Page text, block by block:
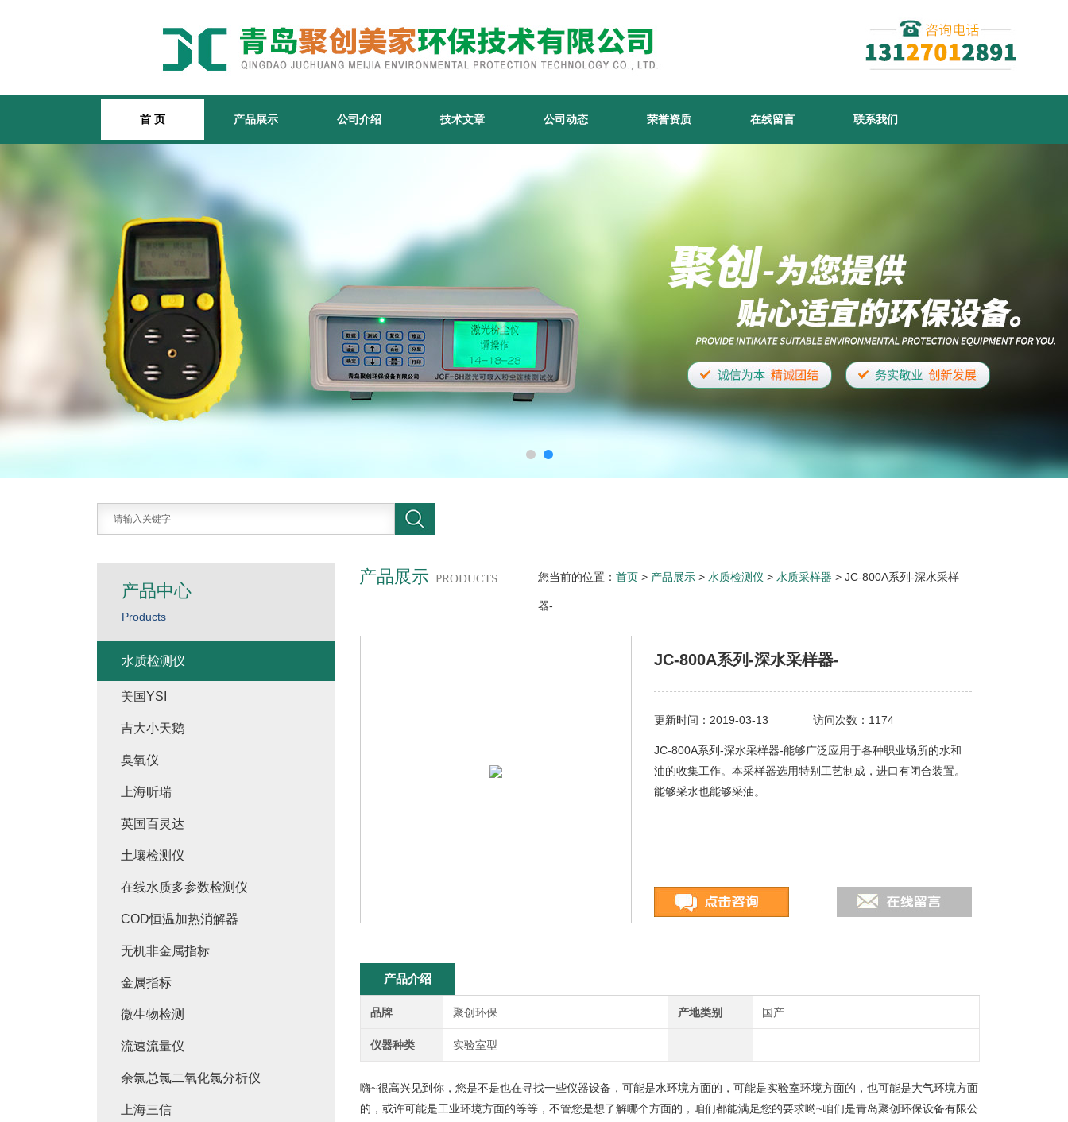
首 页 产品展示 公司介绍 技术文章 公司动态 荣誉资质 在线留言 联系我们
产品展示 PRODUCTS 您当前的位置： 首页 > 产品展示 > 水质检测仪 > 水质采样器 > JC-800A系列-深水采样
器-
JC-800A系列-深水采样器-
更新时间：2019-03-13 访问次数：1174
JC-800A系列-深水采样器-能够广泛应用于各种职业场所的水和
油的收集工作。本采样器选用特别工艺制成，进口有闭合装置。
能够采水也能够采油。
产品介绍
品牌 聚创环保 产地类别 国产
仪器种类 实验室型
嗨~很高兴见到你，您是不是也在寻找一些仪器设备，可能是水环境方面的，可能是实验室环境方面的，也可能是大气环境方面
的，或许可能是工业环境方面的等等，不管您是想了解哪个方面的，咱们都能满足您的要求哟~咱们是青岛聚创环保设备有限公
产品中心
Products
水质检测仪
美国YSI
吉大小天鹅
臭氧仪
上海昕瑞
英国百灵达
土壤检测仪
在线水质多参数检测仪
COD恒温加热消解器
无机非金属指标
金属指标
微生物检测
流速流量仪
余氯总氯二氧化氯分析仪
上海三信